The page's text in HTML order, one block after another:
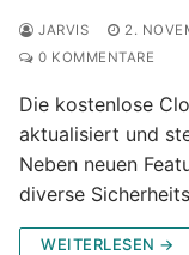
JARVIS 2.
0 KOMMENTARE
Die kostenlose
aktualisiert und
Neben neuen
diverse
WEITERLESEN →